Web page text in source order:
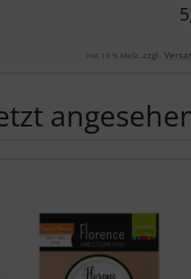
inkl. 19 % MwSt. zzgl.